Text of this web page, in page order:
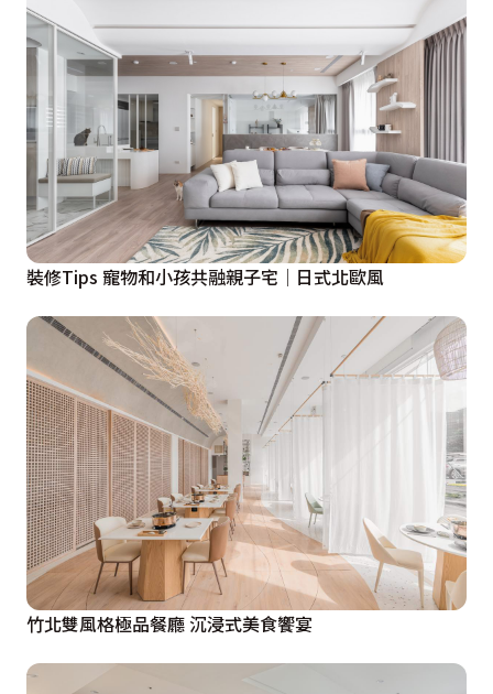
裝修Tips 寵物和小孩共融親子宅│日式北歐風
竹北雙風格極品餐廳 沉浸式美食饗宴